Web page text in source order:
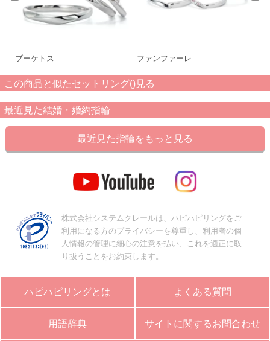
ブーケトス ファンファーレ
この商品と似たセットリング()見る
最近見た結婚・婚約指輪
最近見た指輪をもっと見る
株式会社システムクレールは、ハピハピリングをご
利用になる方のプライバシーを尊重し、利用者の個
人情報の管理に細心の注意を払い、これを適正に取
り扱うことをお約束します。
ハピハピリングとは よくある質問
用語辞典 サイトに関するお問合わせ